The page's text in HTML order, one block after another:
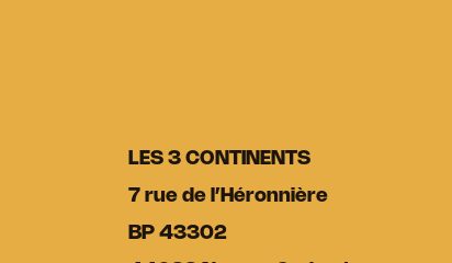
LES 3 CONTINENTS
7 rue de l’Héronnière
BP 43302